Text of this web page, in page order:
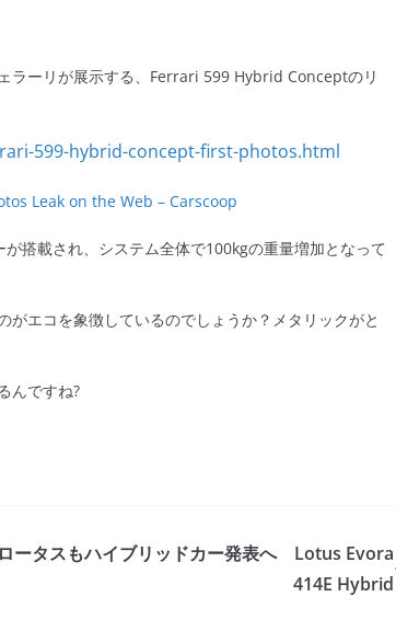
ラーリが展示する、Ferrari 599 Hybrid Conceptのリ
Leak on the Web – Carscoop
搭載され、システム全体で100kgの重量増加となって
エコを象徴しているのでしょうか？メタリックがと
んですね?
ロータスもハイブリッドカー発表へ Lotus Evora
414E Hybrid